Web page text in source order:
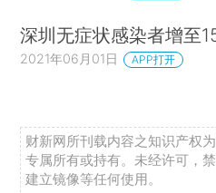
深圳无症状感染者增至
2021年06月01日 APP打开
财新网所刊载内容之知识产权
专属所有或持有。未经许可，
建立镜像等任何使用。